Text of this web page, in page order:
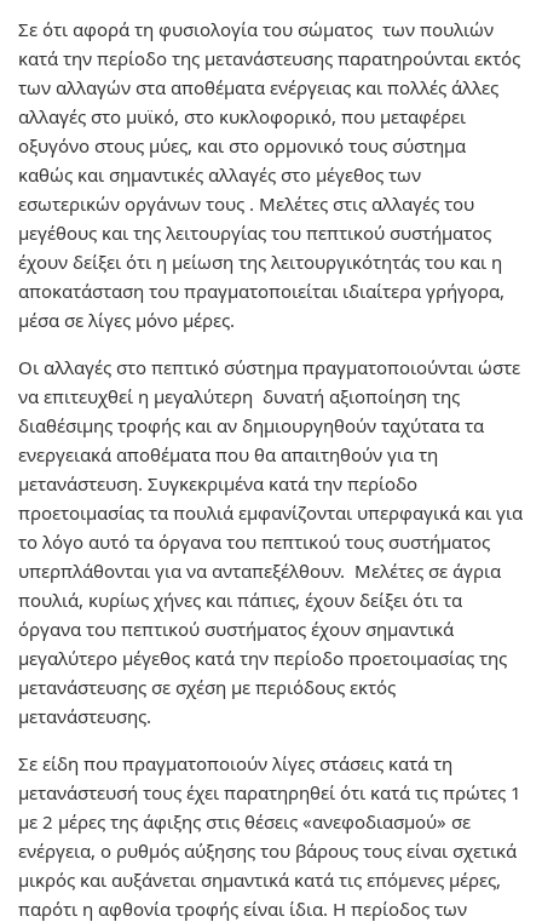
Σε ότι αφορά τη φυσιολογία του σώματος των πουλιών
κατά την περίοδο της μετανάστευσης παρατηρούνται εκτός
των αλλαγών στα αποθέματα ενέργειας και πολλές άλλες
αλλαγές στο μυϊκό, στο κυκλοφορικό, που μεταφέρει
οξυγόνο στους μύες, και στο ορμονικό τους σύστημα
καθώς και σημαντικές αλλαγές στο μέγεθος των
εσωτερικών οργάνων τους . Μελέτες στις αλλαγές του
μεγέθους και της λειτουργίας του πεπτικού συστήματος
έχουν δείξει ότι η μείωση της λειτουργικότητάς του και η
αποκατάσταση του πραγματοποιείται ιδιαίτερα γρήγορα,
μέσα σε λίγες μόνο μέρες.
Οι αλλαγές στο πεπτικό σύστημα πραγματοποιούνται ώστε
να επιτευχθεί η μεγαλύτερη δυνατή αξιοποίηση της
διαθέσιμης τροφής και αν δημιουργηθούν ταχύτατα τα
ενεργειακά αποθέματα που θα απαιτηθούν για τη
μετανάστευση. Συγκεκριμένα κατά την περίοδο
προετοιμασίας τα πουλιά εμφανίζονται υπερφαγικά και για
το λόγο αυτό τα όργανα του πεπτικού τους συστήματος
υπερπλάθονται για να ανταπεξέλθουν. Μελέτες σε άγρια
πουλιά, κυρίως χήνες και πάπιες, έχουν δείξει ότι τα
όργανα του πεπτικού συστήματος έχουν σημαντικά
μεγαλύτερο μέγεθος κατά την περίοδο προετοιμασίας της
μετανάστευσης σε σχέση με περιόδους εκτός
μετανάστευσης.
Σε είδη που πραγματοποιούν λίγες στάσεις κατά τη
μετανάστευσή τους έχει παρατηρηθεί ότι κατά τις πρώτες 1
με 2 μέρες της άφιξης στις θέσεις «ανεφοδιασμού» σε
ενέργεια, ο ρυθμός αύξησης του βάρους τους είναι σχετικά
μικρός και αυξάνεται σημαντικά κατά τις επόμενες μέρες,
παρότι η αφθονία τροφής είναι ίδια. Η περίοδος των